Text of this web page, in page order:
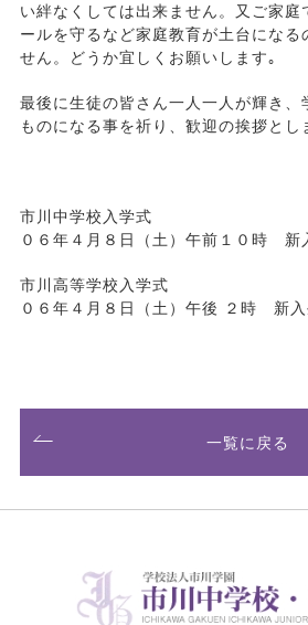
い絆なくしては出来ません。又ご家庭
ールを守るなど家庭教育が土台になる
せん。どうか宜しくお願いします｡
最後に生徒の皆さん一人一人が輝き、
ものになる事を祈り、歓迎の挨拶とし
市川中学校入学式
０６年４月８日（土）午前１０時 新
市川高等学校入学式
０６年４月８日（土）午後 ２時 新入
一覧に戻る